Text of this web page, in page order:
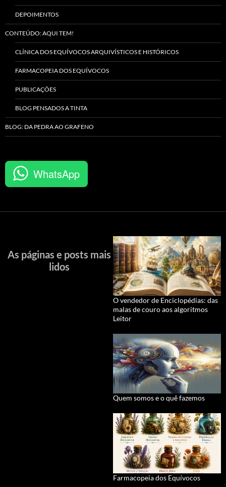
DEPOIMENTOS
CONTEÚDO: AQUI TEM!
CLÍNICA DOS EQUÍVOCOS ARQUIVÍSTICOS E HISTÓRICOS
FARMACOPEIA DOS EQUÍVOCOS
PUBLICAÇÕES
BLOG PENSADOS A TINTA
BLOG: DA PEDRA AO GRAFENO
WhatsApp
As páginas e posts mais
lidos
O vendedor de Enciclopédias: das
malas de couro aos algoritmos
Leitor
Quem somos e o quê fazemos
Farmacopeia dos Equívocos